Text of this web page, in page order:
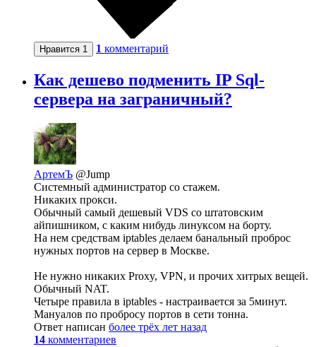
Нравится 1 1 комментарий
Как дешево подменить IP Sql-
сервера на заграничный?
АртемЪ @Jump
Системный администратор со стажем.
Никаких прокси.
Обычный самый дешевый VDS со штатовским
айпишником, с каким нибудь линуксом на борту.
На нем средствам iptables делаем банальный проброс
нужных портов на сервер в Москве.
Не нужно никаких Proxy, VPN, и прочих хитрых вещей.
Обычный NAT.
Четыре правила в iptables - настраивается за 5минут.
Мануалов по пробросу портов в сети тонна.
Ответ написан более трёх лет назад
14 комментариев